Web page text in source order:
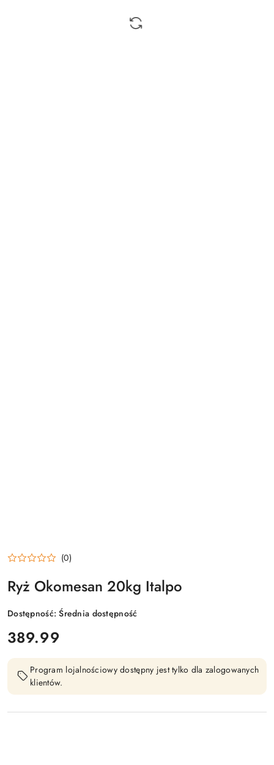
(0)
Ryż Okomesan 20kg Italpo
Dostępność:Średnia dostępność
cena:
389.99
Program lojalnościowy dostępny jest tylko dla zalogowanych
klientów.